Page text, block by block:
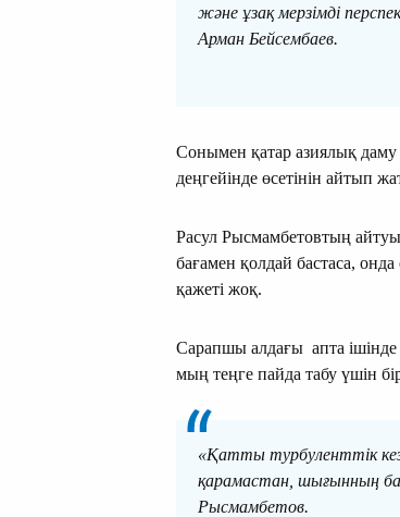
және ұзақ мерзімді
Арман Бейсембаев.
Сонымен қатар азиялық
деңгейінде өсетінін айтып
Расул Рысмамбетовтың
бағамен қолдай бастаса,
қажеті жоқ.
Сарапшы алдағы апта ішінде
мың теңге пайда табу үшін
«Қатты турбуленттік
қарамастан, шығынның
Рысмамбетов.